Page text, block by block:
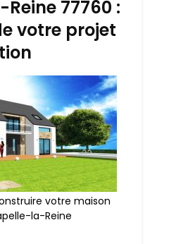
77760 :
votre projet
votre maison
la-Reine